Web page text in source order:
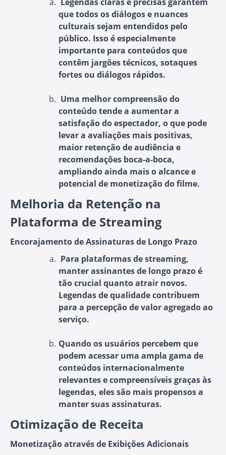
que todos os diálogos e nuances
culturais sejam entendidos pelo
público. Isso é especialmente
importante para conteúdos que
contêm jargões técnicos, sotaques
fortes ou diálogos rápidos.
Uma melhor compreensão do
conteúdo tende a aumentar a
satisfação do espectador, o que pode
levar a avaliações mais positivas,
maior retenção de audiência e
recomendações boca-a-boca,
ampliando ainda mais o alcance e
potencial de monetização do filme.
Melhoria da Retenção na
Plataforma de Streaming
Encorajamento de Assinaturas de Longo Prazo
Para plataformas de streaming,
manter assinantes de longo prazo é
tão crucial quanto atrair novos.
Legendas de qualidade contribuem
para a percepção de valor agregado ao
serviço.
Quando os usuários percebem que
podem acessar uma ampla gama de
conteúdos internacionalmente
relevantes e compreensíveis graças às
legendas, eles são mais propensos a
manter suas assinaturas.
Otimização de Receita
Monetização através de Exibições Adicionais